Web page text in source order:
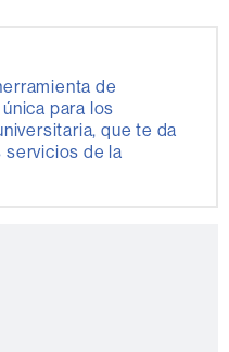
de
para los
que te da
de la